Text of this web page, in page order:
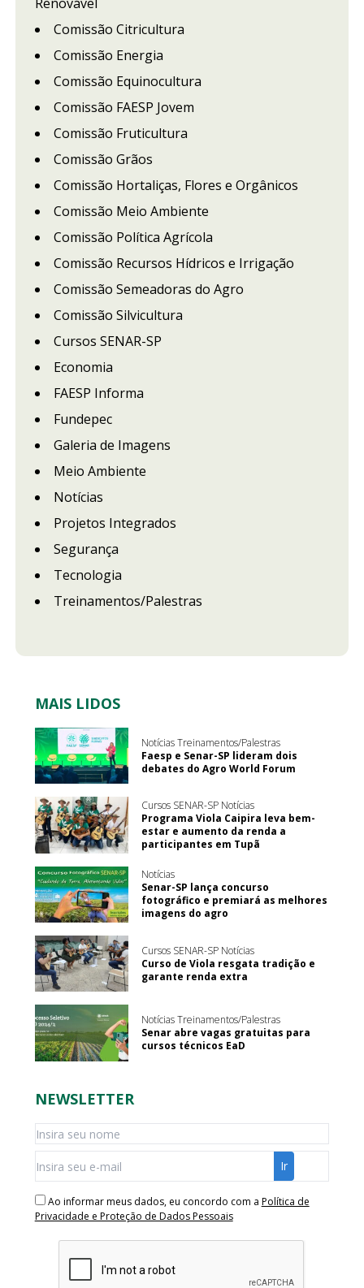
Comissão Citricultura
Comissão Energia
Comissão Equinocultura
Comissão FAESP Jovem
Comissão Fruticultura
Comissão Grãos
Comissão Hortaliças, Flores e Orgânicos
Comissão Meio Ambiente
Comissão Política Agrícola
Comissão Recursos Hídricos e Irrigação
Comissão Semeadoras do Agro
Comissão Silvicultura
Cursos SENAR-SP
Economia
FAESP Informa
Fundepec
Galeria de Imagens
Meio Ambiente
Notícias
Projetos Integrados
Segurança
Tecnologia
Treinamentos/Palestras
MAIS LIDOS
Notícias Treinamentos/Palestras
Faesp e Senar-SP lideram dois
debates do Agro World Forum
Cursos SENAR-SP Notícias
Programa Viola Caipira leva bem-
estar e aumento da renda a
participantes em Tupã
Notícias
Senar-SP lança concurso
fotográfico e premiará as melhores
imagens do agro
Cursos SENAR-SP Notícias
Curso de Viola resgata tradição e
garante renda extra
Notícias Treinamentos/Palestras
Senar abre vagas gratuitas para
cursos técnicos EaD
NEWSLETTER
Ao informar meus dados, eu concordo com a Política de
Privacidade e Proteção de Dados Pessoais